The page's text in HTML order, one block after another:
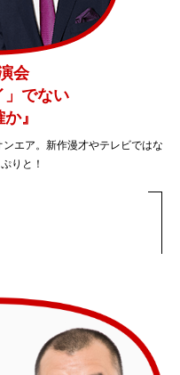
会
」でない
』
エア。新作漫才やテレビではな
りと！